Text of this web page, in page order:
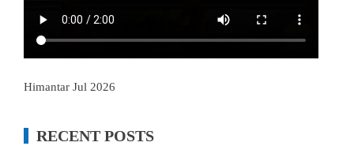
Himantar Jul 2026
RECENT POSTS